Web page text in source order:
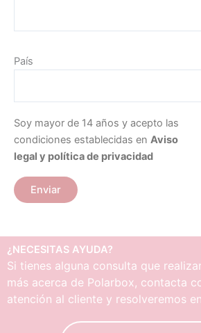
País
Soy mayor de 14 años y acepto las
condiciones establecidas en Aviso
legal y política de privacidad
¿NECESITAS AYUDA?
Si tienes alguna consulta que
más acerca de Polarbox, contacta
atención al cliente y resolveremos